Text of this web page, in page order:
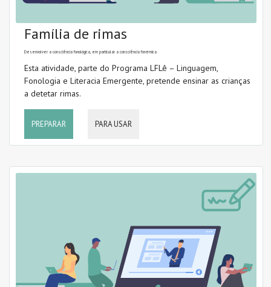
Família de rimas
Desenvolver a consciência fonológica, em particular a consciência fonémica
Esta atividade, parte do Programa LFLê – Linguagem,
Fonologia e Literacia Emergente, pretende ensinar as crianças
a detetar rimas.
PREPARAR PARA USAR